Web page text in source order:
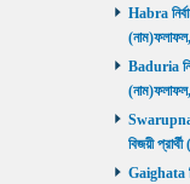
Habra
Baduria
বিজয়ী
Gaighata